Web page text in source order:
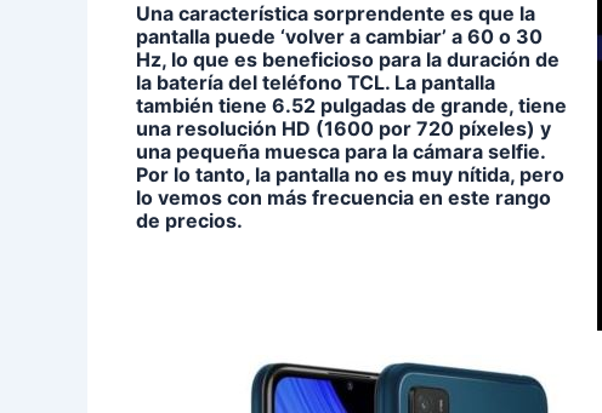
Una característica sorprendente es que la
pantalla puede ‘volver a cambiar’ a 60 o 30
Hz, lo que es beneficioso para la duración de
la batería del teléfono TCL. La pantalla
también tiene 6.52 pulgadas de grande, tiene
una resolución HD (1600 por 720 píxeles) y
una pequeña muesca para la cámara selfie.
Por lo tanto, la pantalla no es muy nítida, pero
lo vemos con más frecuencia en este rango
de precios.